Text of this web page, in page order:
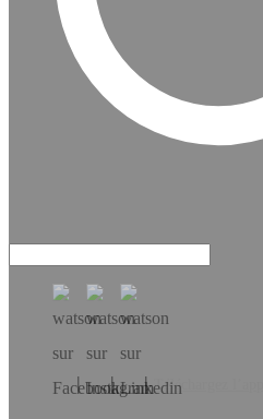
Téléchargez l’app!